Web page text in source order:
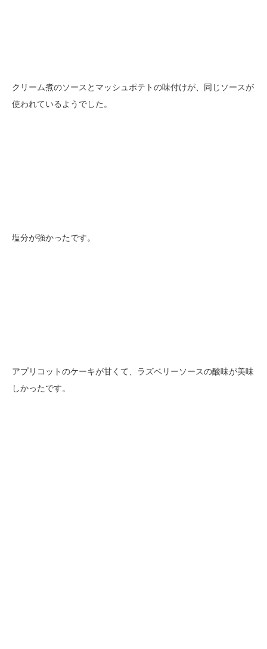
クリーム煮のソースとマッシュポテトの味付けが、同じソースが
使われているようでした。
塩分が強かったです。
アプリコットのケーキが甘くて、ラズベリーソースの酸味が美味
しかったです。